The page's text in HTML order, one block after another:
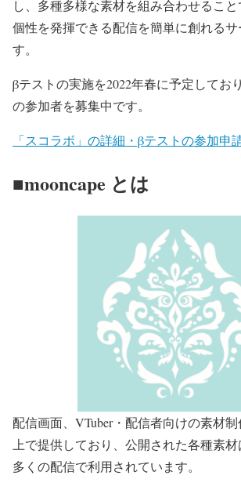
し、多種多様な素材を組み合わせるこ
個性を発揮できる配信を簡単に創れるサ
す。
βテストの実施を2022年春に予定してお
の参加者を募集中です。
「スコラボ」の詳細・βテストの参加申
■mooncape とは
配信画面、VTuber・配信者向けの素材
上で提供しており、公開された各種素
多くの配信で利用されています。